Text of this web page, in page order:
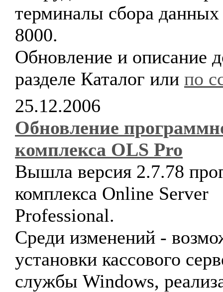
терминалы сбора
8000.
Обновление и описание
разделе Каталог или по
25.12.2006
Обновление
комплекса OLS Pro
Вышла версия 2.7.78
комплекса Online Server
Professional.
Среди изменений -
установки кассового
службы Windows,